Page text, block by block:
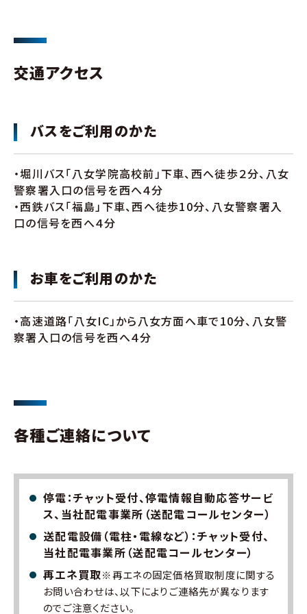
交通アクセス
バスをご利用のかた
・堀川バス「八女学院高校前」下車、西へ徒歩２分、八女
警察署入口の信号を西へ４分
・西鉄バス「福島」下車、西へ徒歩10分、八女警察署入
口の信号を西へ４分
お車をご利用のかた
・高速道路「八女IC」から八女方面へ車で10分、八女警
察署入口の信号を西へ４分
各種ご連絡について
停電：チャット受付、停電情報自動応答サービ
ス、当社配電事業所（送配電コールセンター）
送配電設備（電柱・電線など）：チャット受付、
当社配電事業所（送配電コールセンター）
再エネ買取※再エネの固定価格買取制度に関する
お問い合わせは、以下によりご連絡先が異なります
のでご注意ください。